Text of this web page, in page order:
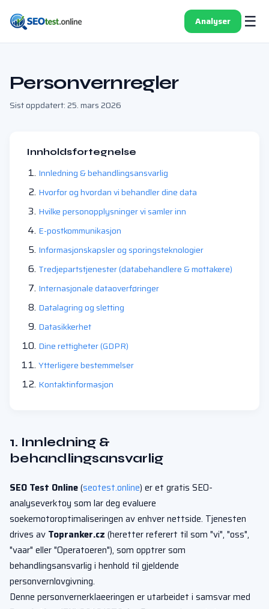
Analyser ☰
Personvernregler
Sist oppdatert: 25. mars 2026
Innholdsfortegnelse
Innledning & behandlingsansvarlig
Hvorfor og hvordan vi behandler dine data
Hvilke personopplysninger vi samler inn
E-postkommunikasjon
Informasjonskapsler og sporingsteknologier
Tredjepartstjenester (databehandlere & mottakere)
Internasjonale dataoverføringer
Datalagring og sletting
Datasikkerhet
Dine rettigheter (GDPR)
Ytterligere bestemmelser
Kontaktinformasjon
1. Innledning &
behandlingsansvarlig
SEO Test Online(seotest.online) er et gratis SEO-
analyseverktoy som lar deg evaluere
soekemotoroptimaliseringen av enhver nettside. Tjenesten
drives av Topranker.cz (heretter referert til som "vi", "oss",
"vaar" eller "Operatoeren"), som opptrer som
behandlingsansvarlig i henhold til gjeldende
personvernlovgivning.
Denne personvernerklaeeringen er utarbeidet i samsvar med